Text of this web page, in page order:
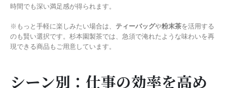
時間でも深い満足感が得られます。
※もっと手軽に楽しみたい場合は、 ティーバッグや粉末茶を活用する
のも賢い選択です。杉本園製茶では、急須で淹れたような味わいを再
現できる商品もご用意しています。
シーン別：仕事の効率を高め